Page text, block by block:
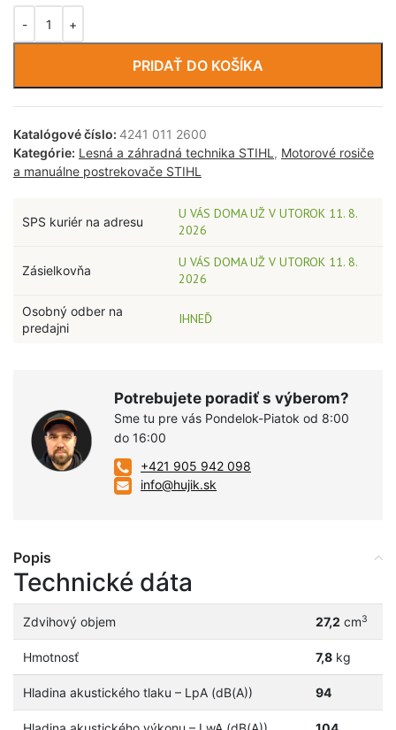
PRIDAŤ DO KOŠÍKA
Katalógové číslo: 4241 011 2600
Kategórie: Lesná a záhradná technika STIHL , Motorové rosiče
a manuálne postrekovače STIHL
SPS kuriér na adresu
U VÁS DOMA UŽ V UTOROK 11. 8.
2026
Zásielkovňa
U VÁS DOMA UŽ V UTOROK 11. 8.
2026
Osobný odber na
predajni
IHNEĎ
Potrebujete poradiť s výberom?
Sme tu pre vás Pondelok-Piatok od 8:00
do 16:00
+421 905 942 098
info@hujik.sk
Popis
Technické dáta
Zdvihový objem 27,2 cm3
Hmotnosť 7,8kg
Hladina akustického tlaku – LpA (dB(A)) 94